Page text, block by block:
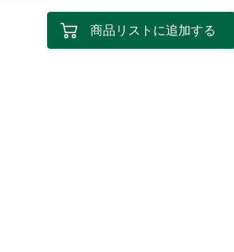
商品リストに追加する